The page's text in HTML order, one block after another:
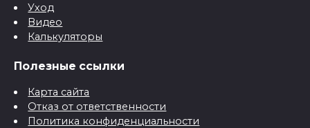
Уход
Видео
Калькуляторы
Полезные ссылки
Карта сайта
Отказ от ответственности
Политика конфиденциальности